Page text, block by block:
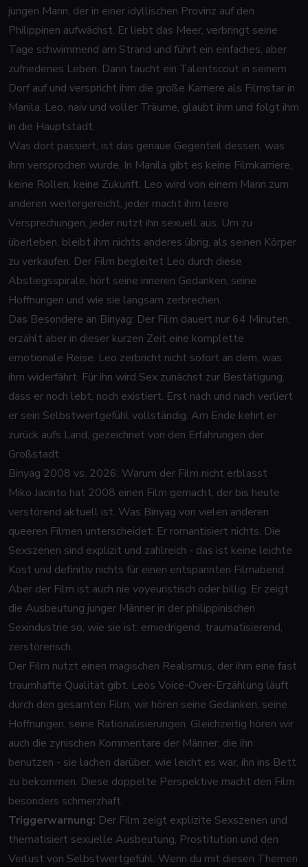
jungen Mann, der in einer idyllischen Provinz auf den
Philippinen aufwächst. Er liebt das Meer, verbringt seine
Tage schwimmend am Strand und führt ein einfaches, aber
zufriedenes Leben. Dann taucht ein Talentscout in seinem
Dorf auf und verspricht ihm die große Karriere als Filmstar in
Manila. Leo, naiv und voller Träume, glaubt ihm und folgt ihm
in die Hauptstadt.
Was dort passiert, ist das genaue Gegenteil dessen, was
ihm versprochen wurde. In Manila gibt es keine Filmkarriere,
keine Rollen, keine Zukunft. Leo wird von einem Mann zum
anderen weitergereicht, jeder macht ihm leere
Versprechungen, jeder nutzt ihn sexuell aus. Um zu
überleben, bleibt ihm nichts anderes übrig, als seinen Körper
zu verkaufen. Der Film begleitet Leo durch diese
Abstiegsspirale, hört seine inneren Gedanken, seine
Hoffnungen und wie sie langsam zerbrechen.
Das Besondere an Binyag: Der Film dauert nur 64 Minuten,
erzählt aber in dieser kurzen Zeit eine komplette
emotionale Reise. Leo zerbricht nicht sofort an dem, was
ihm widerfährt. Für ihn wird Sex zunächst zur Bestätigung,
dass er noch lebt, noch existiert. Erst nach und nach verliert
er sein Selbstwertgefühl vollständig. Am Ende kehrt er
zurück aufs Land, gezeichnet von den Erfahrungen der
Großstadt.
Binyag 2008 vs. 2026: Warum der Film nicht erblasst
Miko Jacinto hat 2008 einen Film gemacht, der bis heute
verstörend aktuell ist. Was Binyag von vielen anderen
queeren Filmen unterscheidet: Er romantisiert nichts. Die
Sexszenen sind explizit und zahlreich - das ist keine leichte
Kost und definitiv nichts für einen entspannten Filmabend.
Aber der Film ist auch nie voyeuristisch oder billig. Er zeigt
die Ausbeutung junger Männer in der philippinischen
Sexindustrie so, wie sie ist: erniedrigend, traumatisierend,
zerstörerisch.
Der Film nutzt einen magischen Realismus, der ihm eine fast
traumhafte Qualität gibt. Leos Voice-Over-Erzählung läuft
durch den gesamten Film, wir hören seine Gedanken, seine
Hoffnungen, seine Rationalisierungen. Gleichzeitig hören wir
auch die zynischen Kommentare der Männer, die ihn
benutzen - sie lachen darüber, wie leicht es war, ihn ins Bett
zu bekommen. Diese doppelte Perspektive macht den Film
besonders schmerzhaft.
Triggerwarnung: Der Film zeigt explizite Sexszenen und
thematisiert sexuelle Ausbeutung, Prostitution und den
Verlust von Selbstwertgefühl. Wenn du mit diesen Themen